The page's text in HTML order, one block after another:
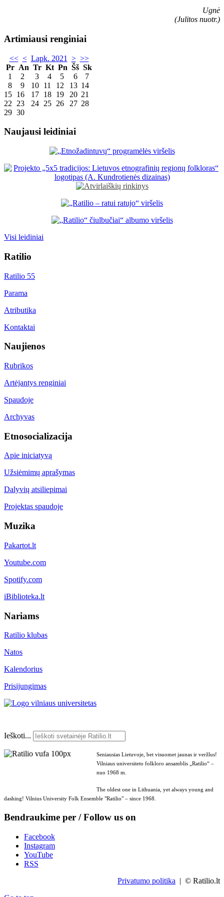
Ugnė
(Julitos nuotr.)
Artimiausi renginiai
<< < Lapk. 2021 > >>
Pr An Tr Kt Pn Šš Sk
1
2 3 4 5 6
7
8
9 10 11 12 13 14
15 16 17 18 19 20 21
22
23 24 25 26 27 28
29 30
Naujausi leidiniai
Visi leidiniai
Ratilio
Ratilio 55
Parama
Atributika
Kontaktai
Naujienos
Rubrikos
Artėjantys renginiai
Spaudoje
Archyvas
Etnosocializacija
Apie iniciatyvą
Užsiėmimų aprašymas
Dalyvių atsiliepimai
Projektas spaudoje
Muzika
Pakartot.lt
Youtube.com
Spotify.com
iBiblioteka.lt
Nariams
Ratilio klubas
Natos
Kalendorius
Prisijungimas
Ieškoti...
Seniausias Lietuvoje, bet visuomet jaunas ir veržlus!
Vilniaus universiteto folkloro ansamblis „Ratilio“ –
nuo 1968 m.
The oldest one in Lithuania, yet always young and
dashing! Vilnius University Folk Ensemble "Ratilio" – since 1968.
Bendraukime per / Follow us on
Facebook
Instagram
YouTube
RSS
Privatumo politika | © Ratilio.lt